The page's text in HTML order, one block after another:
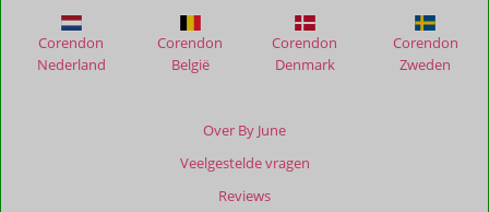
Over By June
Veelgestelde vragen
Reviews
Corendon
Nederland
Corendon
België
Corendon
Denmark
Corendon
Zweden